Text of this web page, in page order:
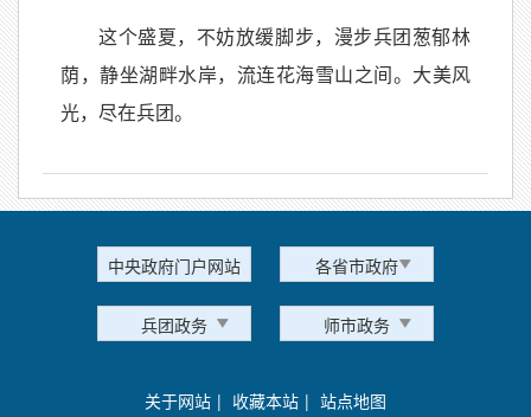
这个盛夏，不妨放缓脚步，漫步兵团葱郁林
荫，静坐湖畔水岸，流连花海雪山之间。大美风
光，尽在兵团。
中央政府门户网站 各省市政府
兵团政务 师市政务
关于网站 | 收藏本站 | 站点地图